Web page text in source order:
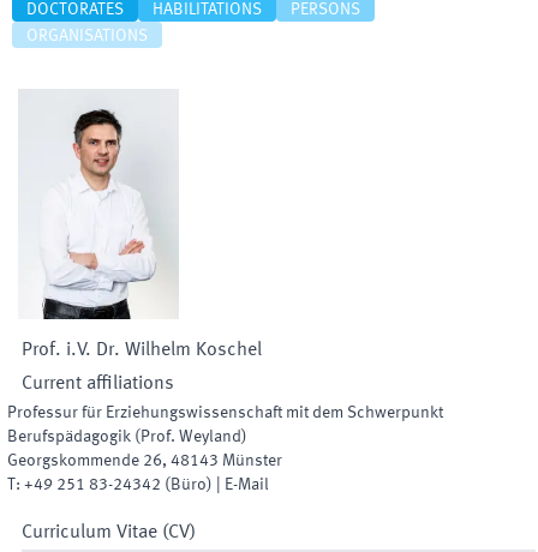
DOCTORATES
HABILITATIONS
PERSONS
ORGANISATIONS
Prof. i.V. Dr. Wilhelm Koschel
Current affiliations
Professur für Erziehungswissenschaft mit dem Schwerpunkt
Berufspädagogik (Prof. Weyland)
Georgskommende 26, 48143 Münster
T: +49 251 83-24342 ( Büro) E-Mail
Curriculum Vitae (CV)